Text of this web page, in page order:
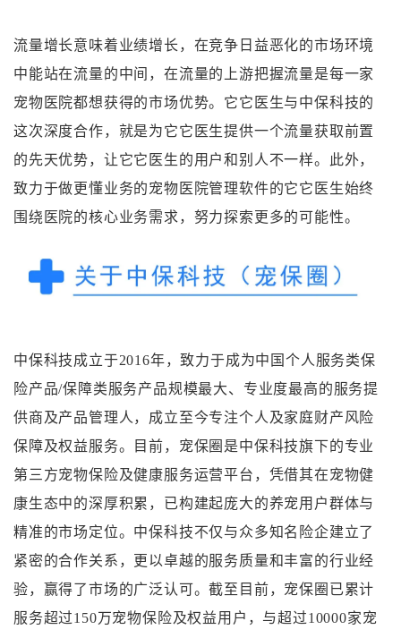
流量增长意味着业绩增长，在竞争日益恶化的市场环境
中能站在流量的中间，在流量的上游把握流量是每一家
宠物医院都想获得的市场优势。它它医生与中保科技的
这次深度合作，就是为它它医生提供一个流量获取前置
的先天优势，让它它医生的用户和别人不一样。此外，
致力于做更懂业务的宠物医院管理软件的它它医生始终
围绕医院的核心业务需求，努力探索更多的可能性。
中保科技成立于2016年，致力于成为中国个人服务类保
险产品/保障类服务产品规模最大、专业度最高的服务提
供商及产品管理人，成立至今专注个人及家庭财产风险
保障及权益服务。目前，宠保圈是中保科技旗下的专业
第三方宠物保险及健康服务运营平台，凭借其在宠物健
康生态中的深厚积累，已构建起庞大的养宠用户群体与
精准的市场定位。中保科技不仅与众多知名险企建立了
紧密的合作关系，更以卓越的服务质量和丰富的行业经
验，赢得了市场的广泛认可。截至目前，宠保圈已累计
服务超过150万宠物保险及权益用户，与超过10000家宠